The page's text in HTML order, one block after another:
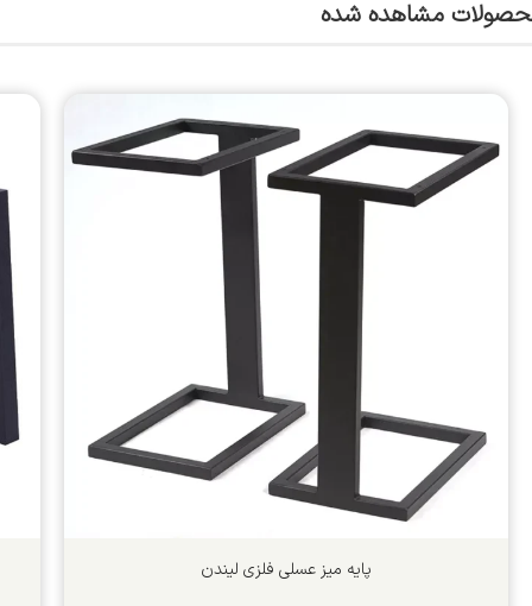
مشاهده شده
پایه میز عسلی فلزی لیندن